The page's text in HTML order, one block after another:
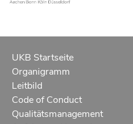
UKB Startseite
Organigramm
Leitbild
Code of Conduct
Qualitätsmanagement